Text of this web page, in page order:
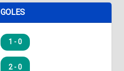
GOLES
1 - 0
2 - 0